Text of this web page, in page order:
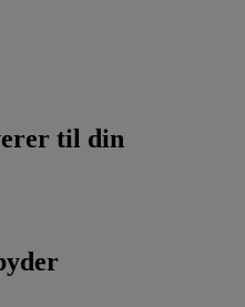
til din